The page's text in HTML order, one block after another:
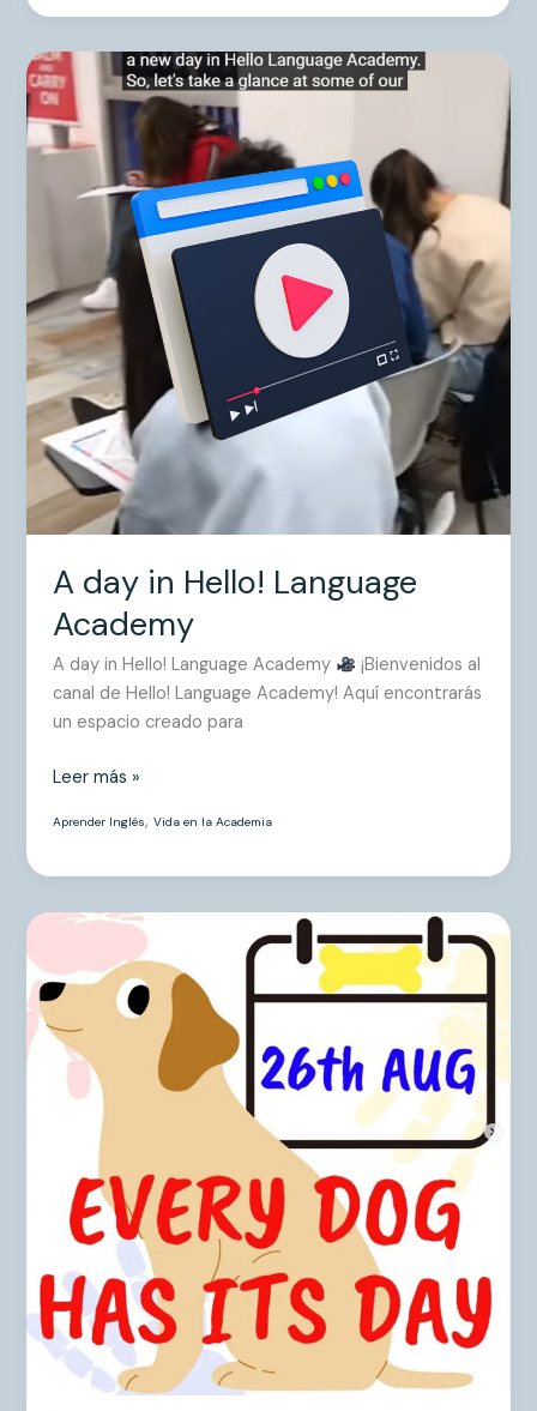
A day in Hello! Language
Academy
A day in Hello! Language Academy
¡Bienvenidos al
canal de Hello! Language Academy! Aquí encontrarás
un espacio creado para
A
day
in
Hello!
Language
Academy
Leer más »
Aprender Inglés,Vida en la Academia
Every